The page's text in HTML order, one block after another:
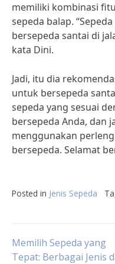
memiliki kombinasi
sepeda balap.
bersepeda santai di
kata Dini.
Jadi, itu dia
untuk bersepeda
sepeda yang sesuai
bersepeda Anda, dan
menggunakan
bersepeda. Selamat
Posted in Jenis Sepeda
Post
Memilih Sepeda yang
Tepat: Berbagai Jenis